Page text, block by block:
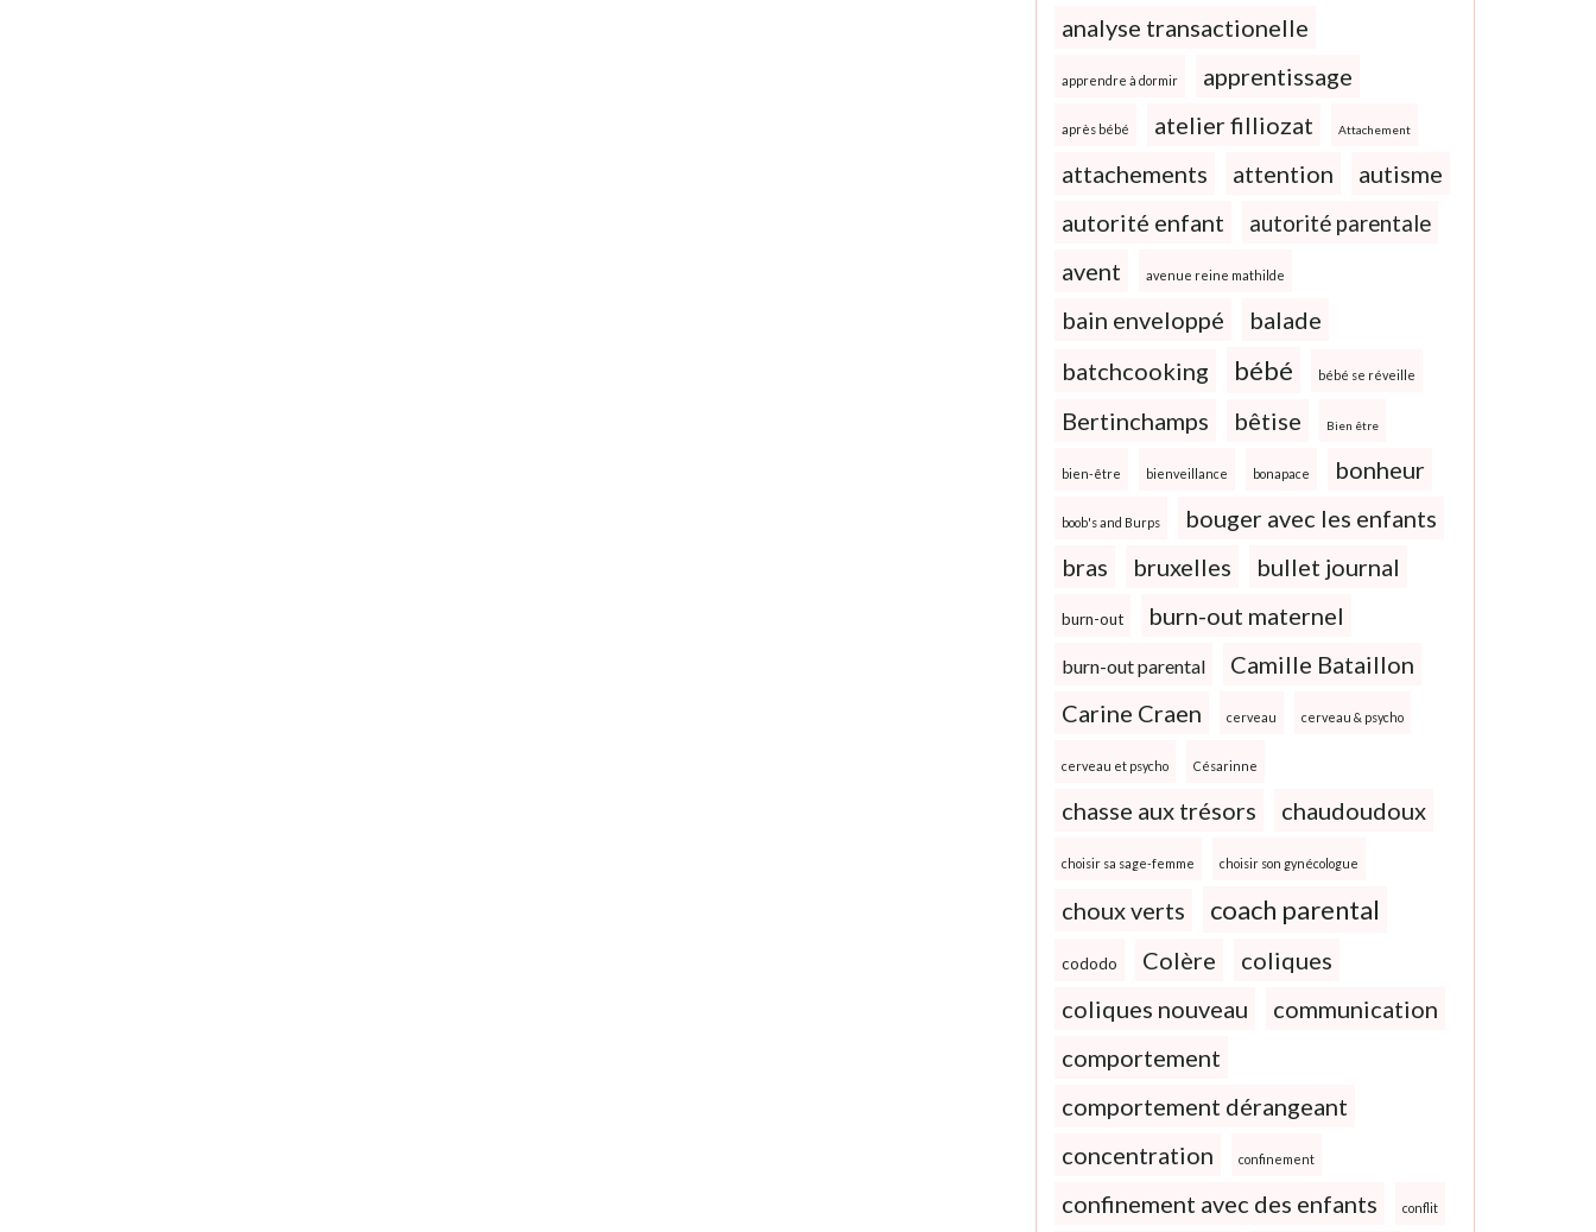
analyse transactionelle
apprendre à dormir apprentissage
après bébé atelier filliozat Attachement
attachements attention
autisme
autorité enfant
autorité parentale
avent avenue reine mathilde
bain enveloppé
balade
batchcooking
bébé bébé se réveille
Bertinchamps bêtise Bien être
bien-être bienveillance bonapace bonheur
boob's and Burps
bouger avec les enfants
bras
bruxelles bullet journal
burn-out burn-out maternel
burn-out parental
Camille Bataillon
Carine Craen
cerveau cerveau & psycho
cerveau et psycho Césarinne
chasse aux trésors chaudoudoux
choisir sa sage-femme choisir son gynécologue
choux verts coach parental
cododo Colère
coliques
coliques nouveau
communication
comportement
comportement dérangeant
concentration
confinement
confinement avec des enfants conflit